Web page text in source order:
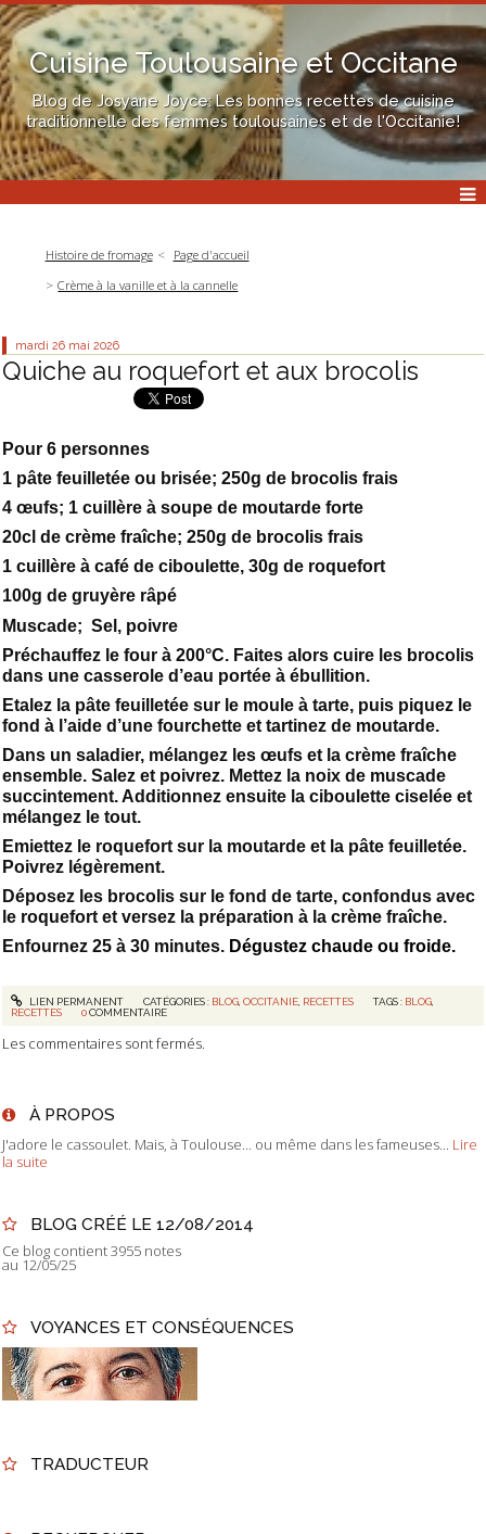
Cuisine Toulousaine et Occitane
Blog de Josyane Joyce: Les bonnes recettes de cuisine
traditionnelle des femmes toulousaines et de l'Occitanie!
Histoire de fromage
Page d'accueil
Crème à la vanille et à la cannelle
mardi 26 mai 2026
Quiche au roquefort et aux brocolis
Pour 6 personnes
1 pâte feuilletée ou brisée; 250g de brocolis frais
4 œufs; 1 cuillère à soupe de moutarde forte
20cl de crème fraîche; 250g de brocolis frais
1 cuillère à café de ciboulette, 30g de roquefort
100g de gruyère râpé
Muscade; Sel, poivre
Préchauffez le four à 200°C. Faites alors cuire les brocolis
dans une casserole d’eau portée à ébullition.
Etalez la pâte feuilletée sur le moule à tarte, puis piquez le
fond à l’aide d’une fourchette et tartinez de moutarde.
Dans un saladier, mélangez les œufs et la crème fraîche
ensemble. Salez et poivrez. Mettez la noix de muscade
succintement. Additionnez ensuite la ciboulette ciselée et
mélangez le tout.
Emiettez le roquefort sur la moutarde et la pâte feuilletée.
Poivrez légèrement.
Déposez les brocolis sur le fond de tarte, confondus avec
le roquefort et versez la préparation à la crème fraîche.
Enfournez 25 à 30 minutes. Dégustez chaude ou froide.
LIEN PERMANENT CATÉGORIES : BLOG, OCCITANIE, RECETTES TAGS : BLOG
RECETTES
0 COMMENTAIRE
Les commentaires sont fermés.
À PROPOS
J'adore le cassoulet. Mais, à Toulouse... ou même dans les fameuses...
Lire
la suite
BLOG CRÉÉ LE 12/08/2014
Ce blog contient 3955 notes
au 12/05/25
VOYANCES ET CONSÉQUENCES
TRADUCTEUR